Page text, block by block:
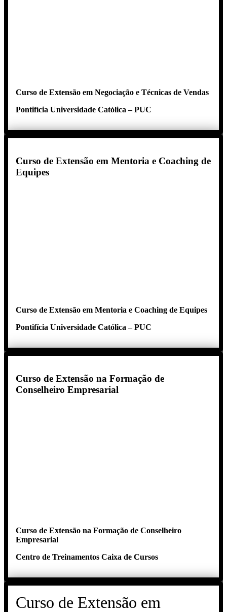
Curso de Extensão em Negociação e Técnicas de Vendas
Pontifícia Universidade Católica – PUC
Curso de Extensão em Mentoria e Coaching de
Equipes
Curso de Extensão em Mentoria e Coaching de Equipes
Pontifícia Universidade Católica – PUC
Curso de Extensão na Formação de
Conselheiro Empresarial
Curso de Extensão na Formação de Conselheiro
Empresarial
Centro de Treinamentos Caixa de Cursos
Curso de Extensão em